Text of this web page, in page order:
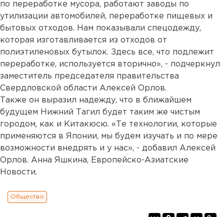
по переработке мусора, работают заводы по
утилизации автомобилей, переработке пищевых и
бытовых отходов. Нам показывали спецодежду,
которая изготавливается из отходов от
полиэтиленовых бутылок. Здесь все, что подлежит
переработке, используется вторично», - подчеркнул
заместитель председателя правительства
Свердловской области Алексей Орлов.
Также он выразил надежду, что в ближайшем
будущем Нижний Тагил будет таким же чистым
городом, как и Китакюсю. «Те технологии, которые
применяются в Японии, мы будем изучать и по мере
возможности внедрять и у нас», - добавил Алексей
Орлов. Анна Яшкина, Европейско-Азиатские
Новости.
Общество